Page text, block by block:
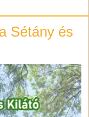
Sétány és